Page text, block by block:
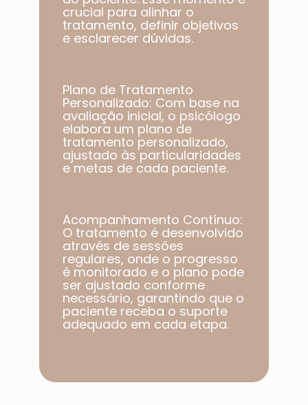
crucial para alinhar o
tratamento, definir objetivos
e esclarecer dúvidas.
Plano de Tratamento
Personalizado: Com base na
avaliação inicial, o psicólogo
elabora um plano de
tratamento personalizado,
ajustado às particularidades
e metas de cada paciente.​
Acompanhamento Contínuo:
O tratamento é desenvolvido
através de sessões
regulares, onde o progresso
é monitorado e o plano pode
ser ajustado conforme
necessário, garantindo que o
paciente receba o suporte
adequado em cada etapa.​